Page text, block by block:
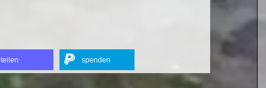
teilen spenden